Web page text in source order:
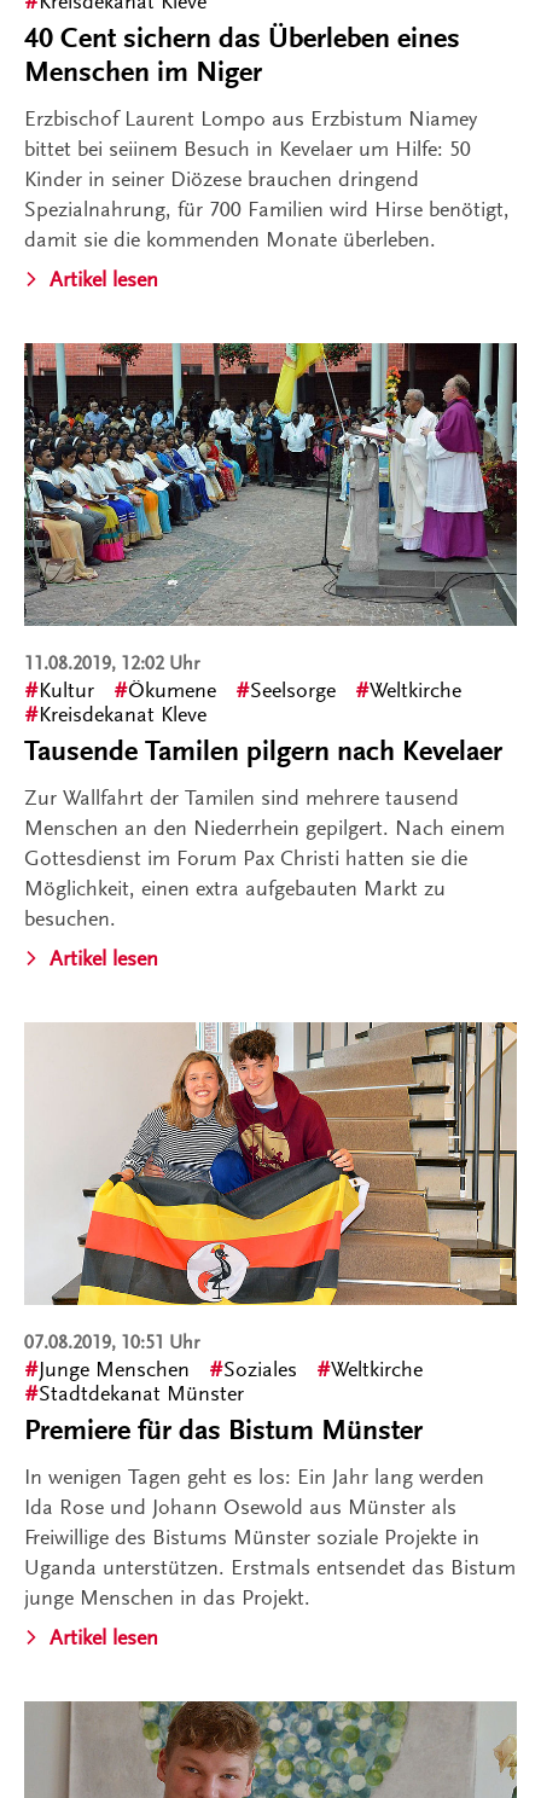
40 Cent sichern das Überleben eines
Menschen im Niger
Erzbischof Laurent Lompo aus Erzbistum Niamey
bittet bei seiinem Besuch in Kevelaer um Hilfe: 50
Kinder in seiner Diözese brauchen dringend
Spezialnahrung, für 700 Familien wird Hirse benötigt,
damit sie die kommenden Monate überleben.
Artikel lesen
11.08.2019, 12:02 Uhr
Kultur Ökumene Seelsorge
Weltkirche
Kreisdekanat Kleve
Tausende Tamilen pilgern nach Kevelaer
Zur Wallfahrt der Tamilen sind mehrere tausend
Menschen an den Niederrhein gepilgert. Nach einem
Gottesdienst im Forum Pax Christi hatten sie die
Möglichkeit, einen extra aufgebauten Markt zu
besuchen.
Artikel lesen
07.08.2019, 10:51 Uhr
Junge Menschen Soziales
Weltkirche
Stadtdekanat Münster
Premiere für das Bistum Münster
In wenigen Tagen geht es los: Ein Jahr lang werden
Ida Rose und Johann Osewold aus Münster als
Freiwillige des Bistums Münster soziale Projekte in
Uganda unterstützen. Erstmals entsendet das Bistum
junge Menschen in das Projekt.
Artikel lesen